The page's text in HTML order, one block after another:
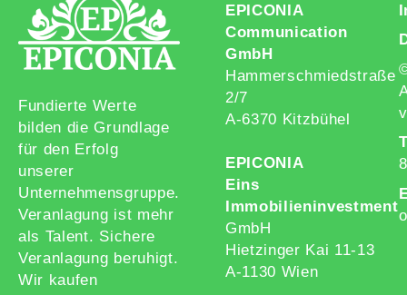
Fundierte Werte
bilden die Grundlage
für den Erfolg
unserer
Unternehmensgruppe.
Veranlagung ist mehr
als Talent. Sichere
Veranlagung beruhigt.
Wir kaufen
EPICONIA
Communication
GmbH
Hammerschmiedstraße
2/7
A-6370 Kitzbühel
EPICONIA
Eins
Immobilieninvestment
GmbH
Hietzinger Kai 11-13
A-1130 Wien